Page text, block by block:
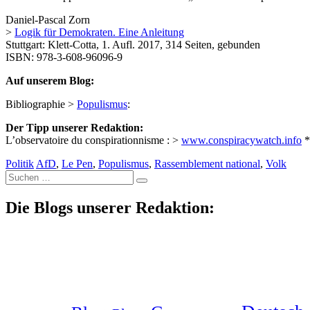
Daniel-Pascal Zorn
> Logik für Demokraten. Eine Anleitung
Stuttgart: Klett-Cotta, 1. Aufl. 2017, 314 Seiten, gebunden
ISBN: 978-3-608-96096-9
Auf unserem Blog:
Bibliographie > Populismus:
Der Tipp unserer Redaktion:
L’observatoire du conspirationnisme : > www.conspiracywatch.info
Politik AfD, Le Pen, Populismus, Rassemblement national, Volk
Suche
nach:
Die Blogs unserer Redaktion: